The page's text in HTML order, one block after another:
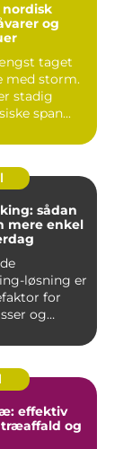
og
taget
med storm.
stadig
span...
sådan
mere enkel
løsning er
for
og
effektiv
og